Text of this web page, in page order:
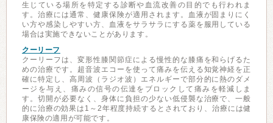
生じている場所を特定する診断や血流改善の目的でも行われま
す。治療には通常、健康保険が適用されます。血液が固まりにく
い方や感染しやすい方、血液をサラサラにする薬を服用している
場合は実施できないことがあります。
クーリーフ
クーリーフは、変形性膝関節症による慢性的な膝痛を和らげるた
めの治療です。超音波エコーを使って痛みを伝える知覚神経を正
確に特定し、高周波（ラジオ波）エネルギーで部分的に熱のダメ
ージを与え、痛みの信号の伝達をブロックして痛みを軽減しま
す。切開が必要なく、身体に負担の少ない低侵襲な治療で、一般
的に治療の効果は1～2年程度持続するとされており、治療には健
康保険の適用が可能です。